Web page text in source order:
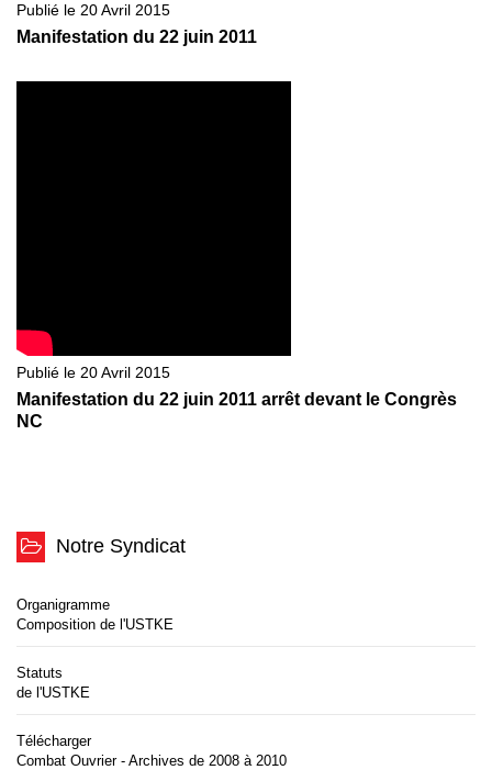
Publié le 20 Avril 2015
Manifestation du 22 juin 2011
Publié le 20 Avril 2015
Manifestation du 22 juin 2011 arrêt devant le Congrès
NC
Notre Syndicat
Organigramme
Composition de l'USTKE
Statuts
de l'USTKE
Télécharger
Combat Ouvrier - Archives de 2008 à 2010